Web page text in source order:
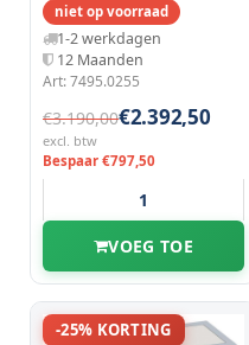
niet op voorraad
1-2 werkdagen
12 Maanden
Art: 7495.0255
€3.190,00€2.392,50
excl. btw
Bespaar €797,50
VOEG TOE
-25% KORTING